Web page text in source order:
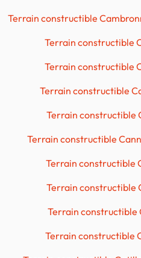
Terrain constructible
Terrain constructible
Terrain constructible
Terrain constructible
Terrain constructible
Terrain constructible
Terrain constructible
Terrain constructible
Terrain constructible
Terrain constructible